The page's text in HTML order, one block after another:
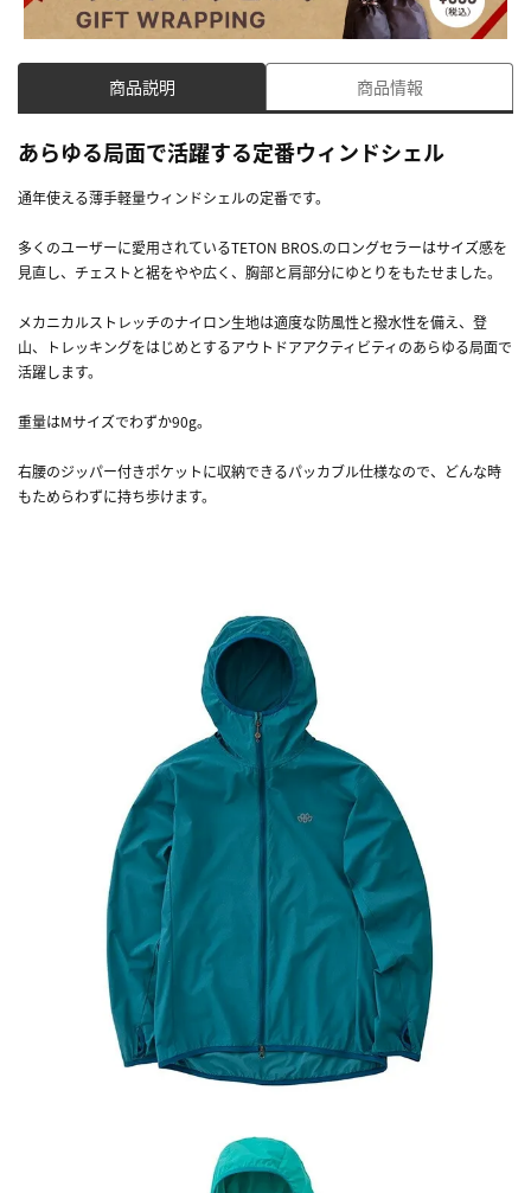
商品説明 商品情報
あらゆる局面で活躍する定番ウィンドシェル
通年使える薄手軽量ウィンドシェルの定番です。
多くのユーザーに愛用されているTETON BROS.のロングセラーはサイズ感を
見直し、チェストと裾をやや広く、胸部と肩部分にゆとりをもたせました。
メカニカルストレッチのナイロン生地は適度な防風性と撥水性を備え、登
山、トレッキングをはじめとするアウトドアアクティビティのあらゆる局面で
活躍します。
重量はMサイズでわずか90g。
右腰のジッパー付きポケットに収納できるパッカブル仕様なので、どんな時
もためらわずに持ち歩けます。